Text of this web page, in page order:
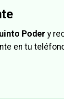
Podery
en tu